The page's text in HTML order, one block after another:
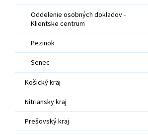
Oddelenie osobných dokladov -
Klientske centrum
Pezinok
Senec
Košický kraj
Nitriansky kraj
Prešovský kraj